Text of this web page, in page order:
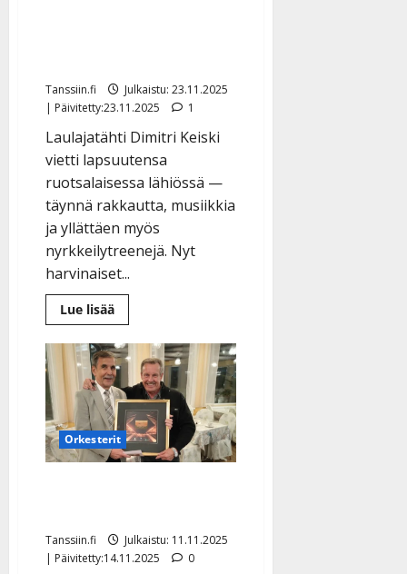
Tanssiin.fi
Julkaistu: 23.11.2025
| Päivitetty:23.11.2025
1
Laulajatähti Dimitri Keiski
vietti lapsuutensa
ruotsalaisessa lähiössä —
täynnä rakkautta, musiikkia
ja yllättäen myös
nyrkkeilytreenejä. Nyt
harvinaiset...
Lue lisääLue
lisää
Dimitri
Keiskin
harvinaiset
kuvat
julki
–
tältä
näytti
tanssilavojen
kuningas
Orkesterit
Tanssiin.fi
Julkaistu: 11.11.2025
| Päivitetty:14.11.2025
0